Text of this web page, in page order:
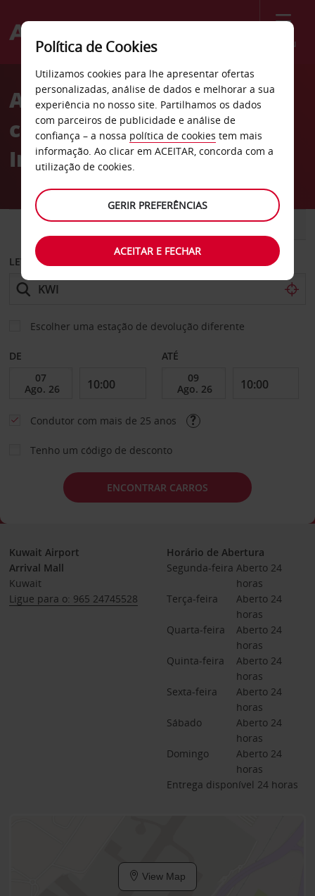
Menu
Welcome
AvisAluguer de
carros Aeroporto
Internacional do Koweit
CARRO COMERCIAIS
LEVANTAR EM
Escolher uma estação de devolução diferente
DE ATÉ
Condutor com mais de 25 anos
Tenho um código de desconto
ENCONTRAR CARROS
Kuwait Airport
Arrival Mall
Kuwait
Ligue para o: 965 24745528
Horário de Abertura
Segunda-feira Aberto 24
horas
Terça-feira
Aberto 24
horas
Quarta-feira
Aberto 24
horas
Quinta-feira
Aberto 24
horas
Sexta-feira
Aberto 24
horas
Sábado
Aberto 24
horas
Domingo
Aberto 24
horas
Entrega disponível 24 horas
View Map
Política de Cookies
Utilizamos cookies para lhe apresentar ofertas
personalizadas, análise de dados e melhorar a sua
experiência no nosso site. Partilhamos os dados
com parceiros de publicidade e análise de
confiança – a nossa política de cookies tem mais
informação. Ao clicar em ACEITAR, concorda com a
utilização de cookies.
GERIR PREFERÊNCIAS
ACEITAR E FECHAR